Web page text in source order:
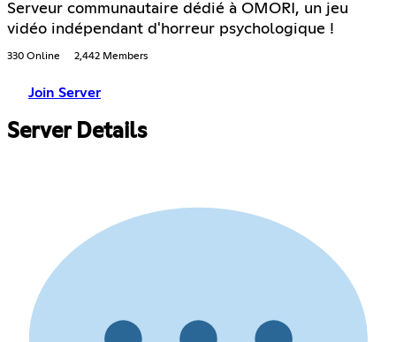
Serveur communautaire dédié à OMORI, un jeu
vidéo indépendant d'horreur psychologique !
330 Online 2,442 Members
Join Server
Server Details